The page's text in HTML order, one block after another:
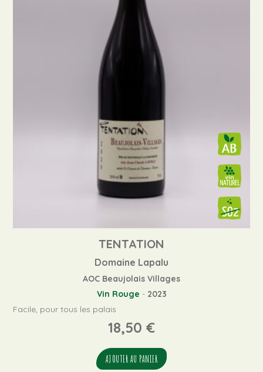
TENTATION
Domaine Lapalu
AOC Beaujolais Villages
Vin Rouge - 2023
Facile, pour tous les palais
18,50 €
AJOUTER AU PANIER